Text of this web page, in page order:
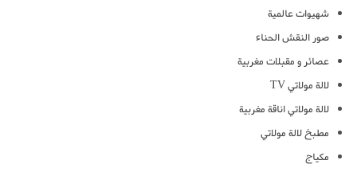
شهيوات عالمية
صور النقش الحناء
عصائر و مقبلات مغربية
لالة مولاتي TV
لالة مولاتي اناقة مغربية
مطبخ لالة مولاتي
مكياج